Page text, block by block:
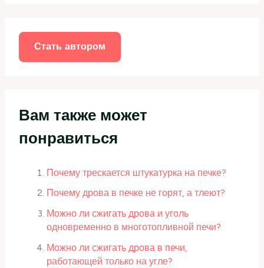
Стать автором
Вам также может
понравиться
Почему трескается штукатурка на печке?
Почему дрова в печке не горят, а тлеют?
Можно ли сжигать дрова и уголь
одновременно в многотопливной печи?
Можно ли сжигать дрова в печи,
работающей только на угле?